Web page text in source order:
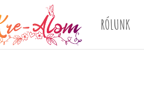
RÓLUNK